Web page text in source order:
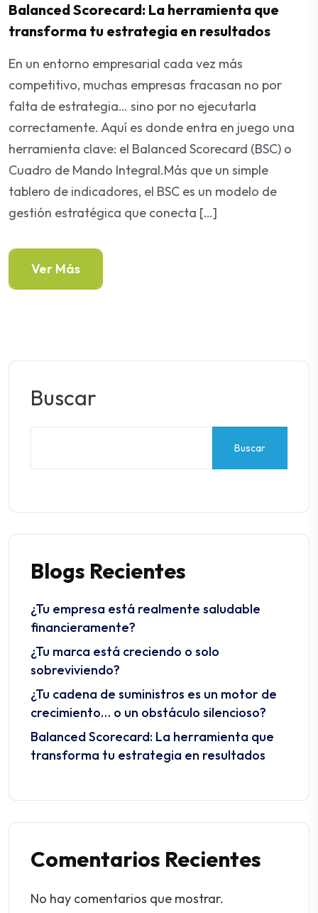
Balanced Scorecard: La herramienta que
transforma tu estrategia en resultados
En un entorno empresarial cada vez más
competitivo, muchas empresas fracasan no por
falta de estrategia… sino por no ejecutarla
correctamente. Aquí es donde entra en juego una
herramienta clave: el Balanced Scorecard (BSC) o
Cuadro de Mando Integral.Más que un simple
tablero de indicadores, el BSC es un modelo de
gestión estratégica que conecta […]
Ver Más
Buscar
Buscar
¿Tu empresa está realmente saludable
financieramente?
¿Tu marca está creciendo o solo
sobreviviendo?
¿Tu cadena de suministros es un motor de
crecimiento… o un obstáculo silencioso?
Balanced Scorecard: La herramienta que
transforma tu estrategia en resultados
No hay comentarios que mostrar.